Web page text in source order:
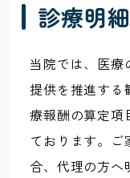
診療明
当院では、医療
提供を推進する
療報酬の算定項
ております。
合、代理の方へ